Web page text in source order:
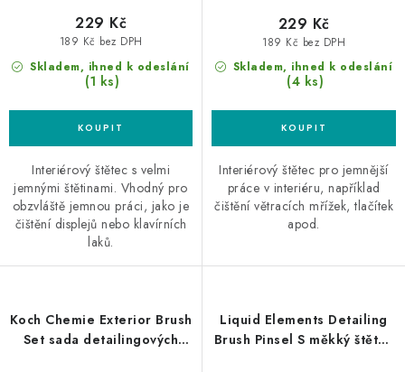
Skladem, ihned k odeslání
(1 ks)
189 Kč bez DPH
229 Kč
Interiérový štětec s velmi
jemnými štětinami. Vhodný pro
obzvláště jemnou práci, jako je
čištění displejů nebo klavírních
laků.
Skladem, ihned k odeslání
(4 ks)
189 Kč bez DPH
229 Kč
Interiérový štětec pro jemnější
práce v interiéru, například
čištění větracích mřížek, tlačítek
apod.
Koch Chemie Exterior Brush
Set sada detailingových
Liquid Elements Detailing
Brush Pinsel S měkký štětec